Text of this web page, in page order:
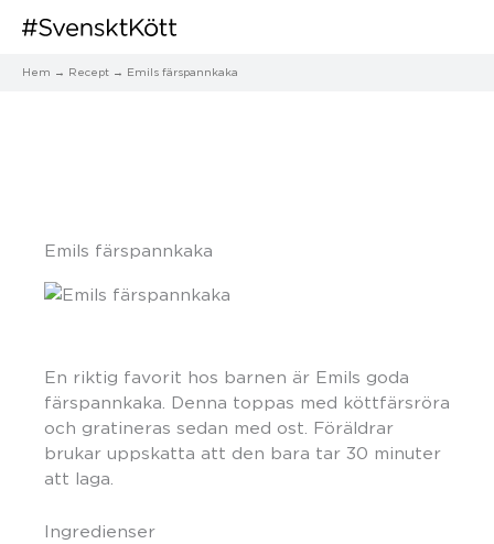
Hem Recept Emils färspannkaka
Emils färspannkaka
En riktig favorit hos barnen är Emils goda
färspannkaka. Denna toppas med köttfärsröra
och gratineras sedan med ost. Föräldrar
brukar uppskatta att den bara tar 30 minuter
att laga.
Ingredienser